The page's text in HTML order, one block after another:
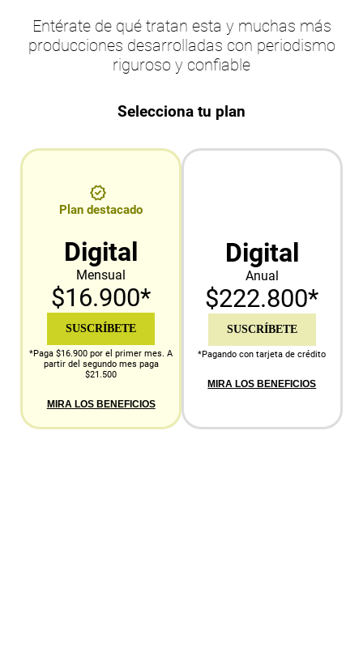
Entérate de qué tratan esta y muchas más
producciones desarrolladas con periodismo
riguroso y confiable
Selecciona tu plan
Plan destacado
Digital
Mensual
$16.900*
SUSCRÍBETE
*Paga $16.900 por el primer mes. A
partir del segundo mes paga
$21.500
MIRA LOS BENEFICIOS
Digital
Anual
$222.800*
SUSCRÍBETE
*Pagando con tarjeta de crédito
MIRA LOS BENEFICIOS